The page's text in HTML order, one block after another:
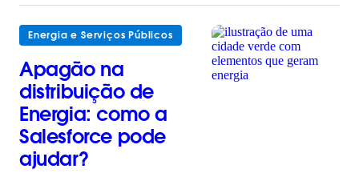
Energia e Serviços Públicos
Apagão na
distribuição de
Energia: como a
Salesforce pode
ajudar?